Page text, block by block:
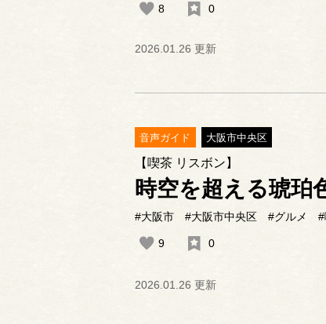
8 0
2026.01.26 更新
音声ガイド 大阪市中央区
【喫茶 リスボン】
時空を超える琥珀
#大阪市 #大阪市中央区 #グルメ #
9 0
2026.01.26 更新